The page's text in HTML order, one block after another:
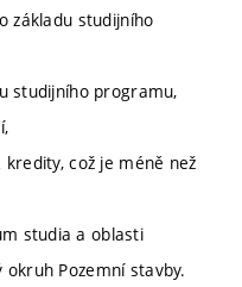
základu studijního
studijního programu,
což je méně než
studia a oblasti
Pozemní stavby.